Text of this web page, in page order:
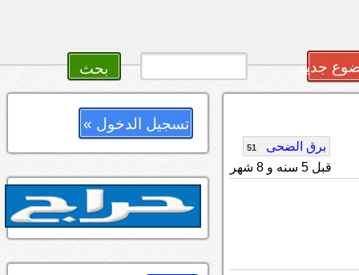
جديد
برق الضحى 51
قبل 5 سنه و 8 شهر
تسجيل الدخول »